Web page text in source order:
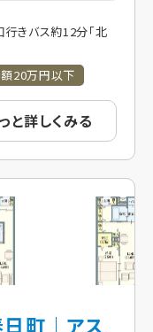
きバス約12分「北
20万円以下
と詳しくみる
町｜アス